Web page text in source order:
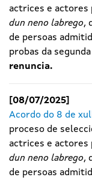
actrices e actores
dun neno labrego,
de persoas
probas da
renuncia.
[08/07/2025]
Acordo do 8 de
proceso de
actrices e actores
dun neno labrego,
de persoas